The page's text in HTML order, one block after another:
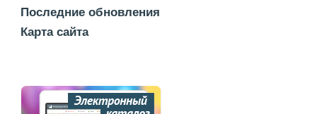
Последние обновления
Карта сайта